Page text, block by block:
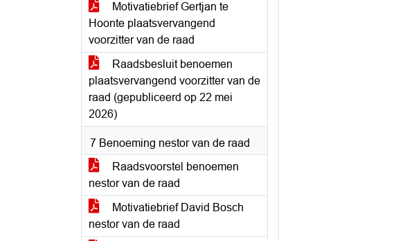
Motivatiebrief Gertjan te
Hoonte plaatsvervangend
voorzitter van de raad
Raadsbesluit benoemen
plaatsvervangend voorzitter van de
raad (gepubliceerd op 22 mei
2026)
7 Benoeming nestor van de raad
Raadsvoorstel benoemen
nestor van de raad
Motivatiebrief David Bosch
nestor van de raad